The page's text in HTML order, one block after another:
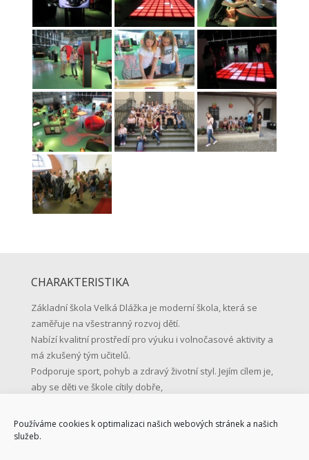
Používáme cookies k optimalizaci našich webových stránek a našich
služeb.
CHARAKTERISTIKA
Základní škola Velká Dlážka je moderní škola, která se
zaměřuje na všestranný rozvoj dětí.
Nabízí kvalitní prostředí pro výuku i volnočasové aktivity a
má zkušený tým učitelů.
Podporuje sport, pohyb a zdravý životní styl. Jejím cílem je,
aby se děti ve škole cítily dobře,
KONTAKTNÍ ÚDAJE